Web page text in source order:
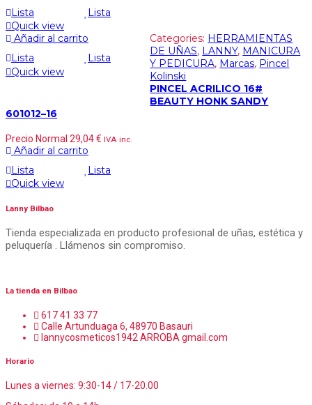
Lista
Lista
Quick view
Añadir al carrito
Lista
Lista
Quick view
Categories: HERRAMIENTAS
DE UÑAS, LANNY, MANICURA
Y PEDICURA, Marcas, Pincel
Kolinski
PINCEL ACRILICO 16#
BEAUTY HONK SANDY
601012–16
Precio Normal 29,04€ IVA inc.
Añadir al carrito
Lista
Lista
Quick view
Lanny Bilbao
Tienda especializada en producto profesional de uñas, estética y
peluquería . Llámenos sin compromiso.
La tienda en Bilbao
617 41 33 77
Calle Artunduaga 6, 48970 Basauri
lannycosmeticos1942 ARROBA gmail.com
Horario
Lunes a viernes: 9:30-14 / 17-20.00